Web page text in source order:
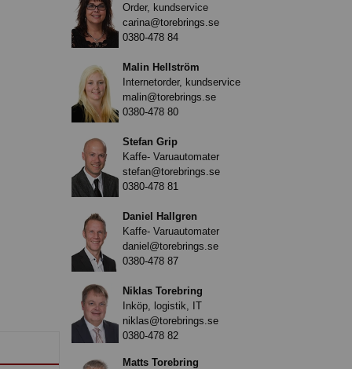
Order, kundservice
carina@torebrings.se
0380-478 84
Malin Hellström
Internetorder, kundservice
malin@torebrings.se
0380-478 80
Stefan Grip
Kaffe- Varuautomater
stefan@torebrings.se
0380-478 81
Daniel Hallgren
Kaffe- Varuautomater
daniel@torebrings.se
0380-478 87
Niklas Torebring
Inköp, logistik, IT
niklas@torebrings.se
0380-478 82
Matts Torebring